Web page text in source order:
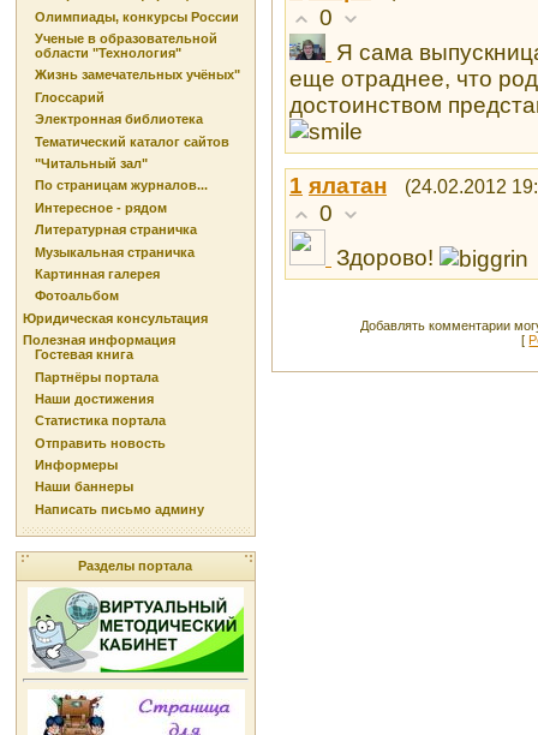
Олимпиады, конкурсы России
Ученые в образовательной
области "Технология"
Жизнь замечательных учёных"
Глоссарий
Электронная библиотека
Тематический каталог сайтов
"Читальный зал"
По страницам журналов...
Интересное - рядом
Литературная страничка
Музыкальная страничка
Картинная галерея
Фотоальбом
Юридическая консультация
Полезная информация
Гостевая книга
Партнёры портала
Наши достижения
Статистика портала
Отправить новость
Информеры
Наши баннеры
Написать письмо админу
Разделы портала
0
Я сама
еще отраднее, что
достоинством
1 ялатан (24.02.2012
0
Здорово!
Добавлять комментарии
[